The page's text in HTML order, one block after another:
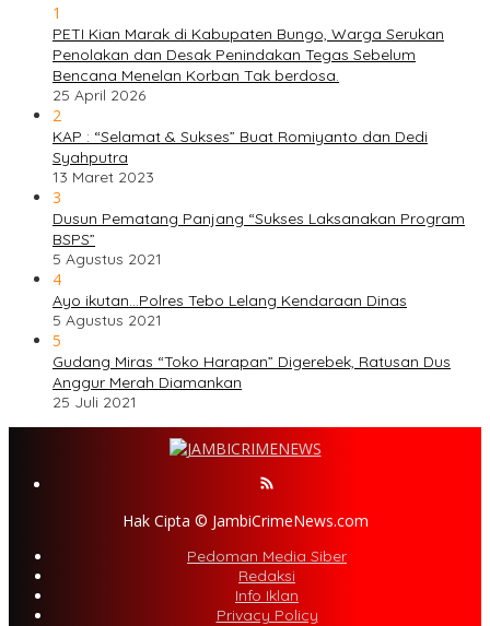
1
PETI Kian Marak di Kabupaten Bungo, Warga Serukan
Penolakan dan Desak Penindakan Tegas Sebelum
Bencana Menelan Korban Tak berdosa.
25 April 2026
2
KAP : “Selamat & Sukses” Buat Romiyanto dan Dedi
Syahputra
13 Maret 2023
3
Dusun Pematang Panjang “Sukses Laksanakan Program
BSPS”
5 Agustus 2021
4
Ayo ikutan…Polres Tebo Lelang Kendaraan Dinas
5 Agustus 2021
5
Gudang Miras “Toko Harapan” Digerebek, Ratusan Dus
Anggur Merah Diamankan
25 Juli 2021
Hak Cipta © JambiCrimeNews.com
Pedoman Media Siber
Redaksi
Info Iklan
Privacy Policy